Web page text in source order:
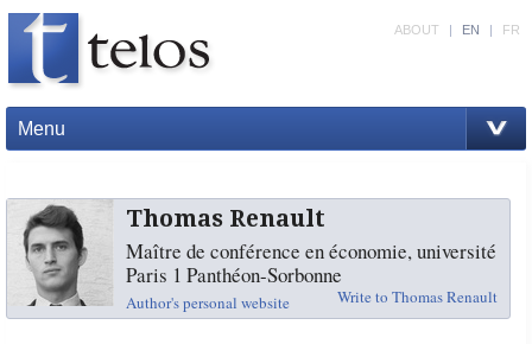
Menu
ABOUT | EN | FR
Thomas Renault
Maître de conférence en économie, université
Paris 1 Panthéon-Sorbonne
Author's personal website Write to Thomas Renault